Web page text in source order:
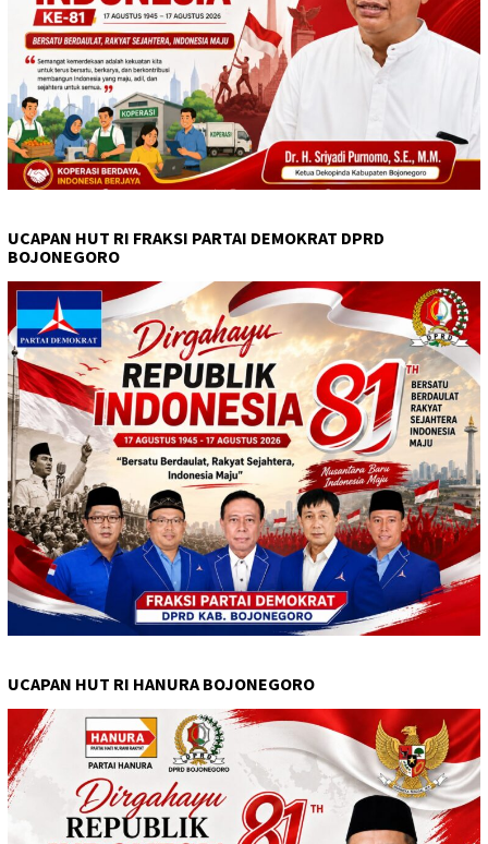
UCAPAN HUT RI FRAKSI PARTAI DEMOKRAT DPRD
BOJONEGORO
UCAPAN HUT RI HANURA BOJONEGORO